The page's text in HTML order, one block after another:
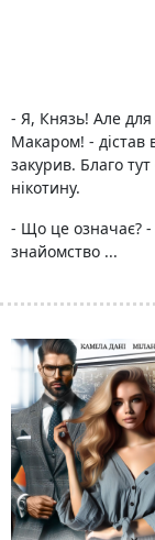
- Я, Князь! Але
Макаром! - дістав
закурив. Благо
нікотину.
- Що це означає? -
знайомство ...